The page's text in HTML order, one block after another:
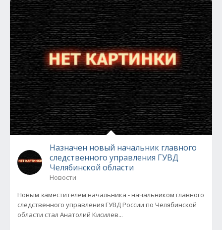
Назначен новый начальник главного
следственного управления ГУВД
Челябинской области
Новости
Новым заместителем начальника - начальником главного
следственного управления ГУВД России по Челябинской
области стал Анатолий Кисилев...